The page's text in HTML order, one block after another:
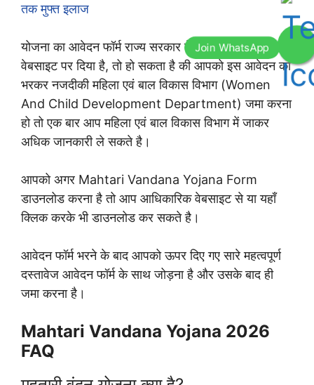
तक मुफ्त इलाज
योजना का आवेदन फॉर्म राज्य सरकार ने उनके आधिकारिक
वेबसाइट पर दिया है, तो हो सकता है की आपको इस आवेदन को
भरकर नजदीकी महिला एवं बाल विकास विभाग (Women
And Child Development Department) जमा करना
हो तो एक बार आप महिला एवं बाल विकास विभाग में जाकर
अधिक जानकारी ले सकते है।
आपको अगर Mahtari Vandana Yojana Form
डाउनलोड करना है तो आप आधिकारिक वेबसाइट से या यहाँ
क्लिक करके भी डाउनलोड कर सकते है।
आवेदन फॉर्म भरने के बाद आपको ऊपर दिए गए सारे महत्वपूर्ण
दस्तावेज आवेदन फॉर्म के साथ जोड़ना है और उसके बाद ही
जमा करना है।
Mahtari Vandana Yojana 2026
FAQ